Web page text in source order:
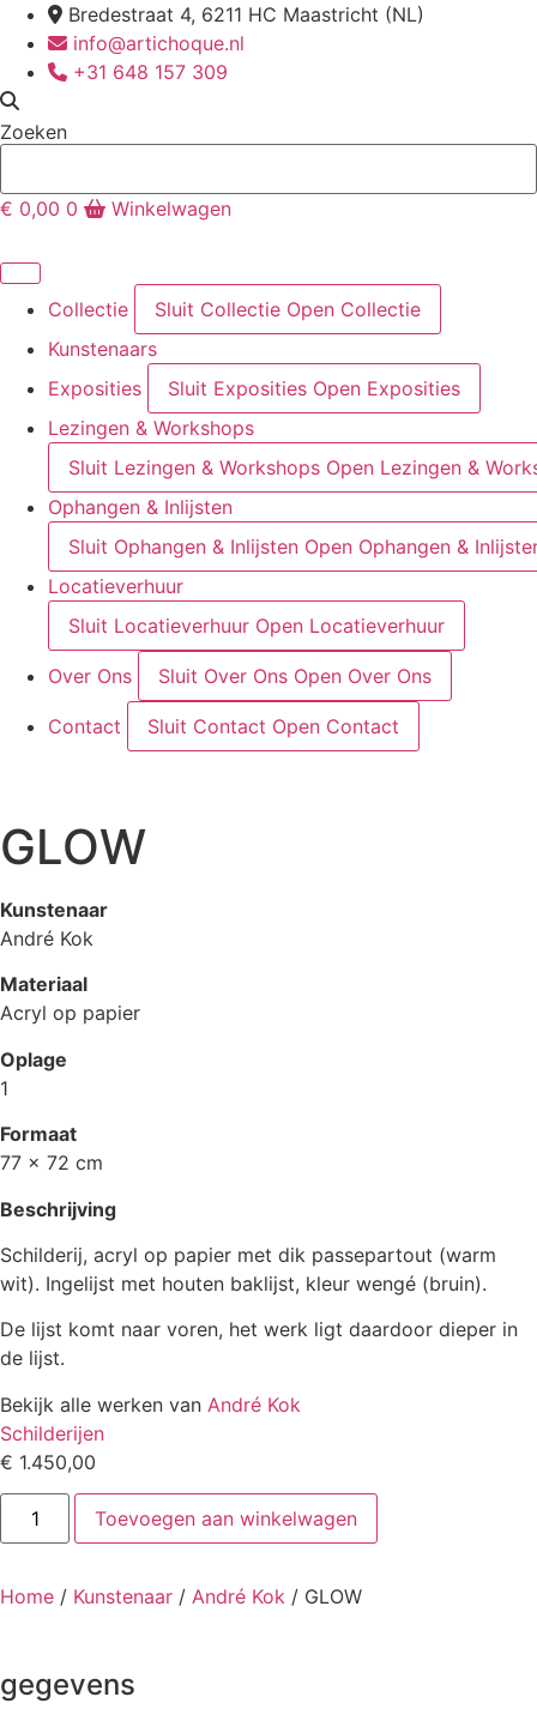
naar
inhoud
Bredestraat 4, 6211 HC Maastricht (NL)
info@artichoque.nl
+31 648 157 309
Zoeken
€ 0,00 0 Winkelwagen
Collectie Sluit Collectie Open Collectie
Kunstenaars
Exposities
Sluit Exposities Open Exposities
Lezingen & Workshops
Sluit Lezingen & Workshops Open Lezingen &
Ophangen & Inlijsten
Sluit Ophangen & Inlijsten Open Ophangen &
Locatieverhuur
Sluit Locatieverhuur Open Locatieverhuur
Over Ons Sluit Over Ons Open Over Ons
Contact Sluit Contact Open Contact
GLOW
Kunstenaar
André Kok
Materiaal
Acryl op papier
Oplage
1
Formaat
77 x 72 cm
Beschrijving
Schilderij, acryl op papier met dik passepartout (warm
wit). Ingelijst met houten baklijst, kleur wengé (bruin).
De lijst komt naar voren, het werk ligt daardoor dieper in
de lijst.
Bekijk alle werken van André Kok
Schilderijen
€ 1.450,00
GLOW
aantal
Toevoegen aan winkelwagen
Home / Kunstenaar / André Kok / GLOW
gegevens